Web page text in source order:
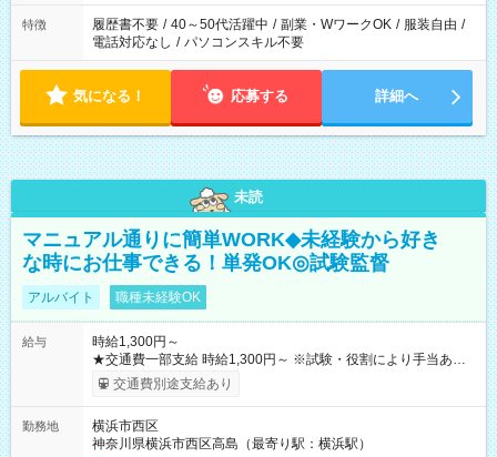
特徴 履歴書不要 / 40～50代活躍中 / 副業・WワークOK / 服装自由 /
電話対応なし / パソコンスキル不要
気になる！ 応募する 詳細へ
未読
マニュアル通りに簡単WORK◆未経験から好き
な時にお仕事できる！単発OK◎試験監督
アルバイト 職種未経験OK
給与
時給1,300円～
★交通費一部支給 時給1,300円～ ※試験・役割により手当あり
※勤務回数により昇給あり 【即給（前払い）オプションあ
り！】 希望される場合、勤務から1週間ほどで給与の一部を受け
例】 ・河合塾模擬試験 8:30～17:30（休憩1時間） 時給1,300円
×8時間＝日収10,400円＋交通費 ※当日の役割により時給＋100
交通費別途支給あり
勤務地
横浜市西区
神奈川県横浜市西区高島（最寄り駅：横浜駅）